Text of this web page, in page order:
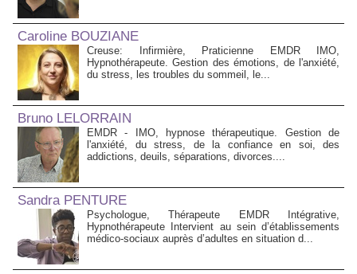
Caroline BOUZIANE
Creuse: Infirmière, Praticienne EMDR IMO,
Hypnothérapeute. Gestion des émotions, de l'anxiété,
du stress, les troubles du sommeil, le...
Bruno LELORRAIN
EMDR - IMO, hypnose thérapeutique. Gestion de
l'anxiété, du stress, de la confiance en soi, des
addictions, deuils, séparations, divorces....
Sandra PENTURE
Psychologue, Thérapeute EMDR Intégrative,
Hypnothérapeute Intervient au sein d’établissements
médico‑sociaux auprès d’adultes en situation d...